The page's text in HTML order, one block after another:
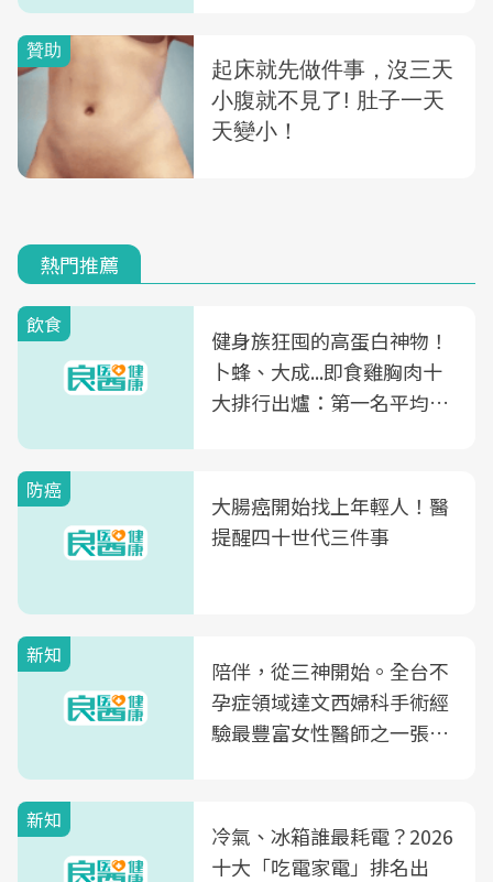
熱門推薦
飲食
健身族狂囤的高蛋白神物！
卜蜂、大成...即食雞胸肉十
大排行出爐：第一名平均一
防癌
大腸癌開始找上年輕人！醫
提醒四十世代三件事
新知
陪伴，從三神開始。全台不
孕症領域達文西婦科手術經
驗最豐富女性醫師之一張永
光田醫院建構360度女性健
康照護生態圈
新知
冷氣、冰箱誰最耗電？2026
十大「吃電家電」排名出